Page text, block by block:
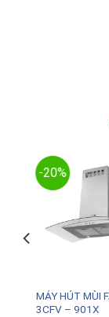
-20%
MÁY HÚT MÙI
3CFV – 901X